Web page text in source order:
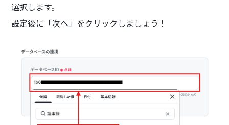
選択します。
設定後に「次へ」をクリックしましょう！